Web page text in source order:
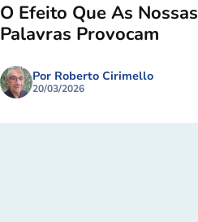
O Efeito Que As Nossas
Palavras Provocam
Por Roberto Cirimello
20/03/2026